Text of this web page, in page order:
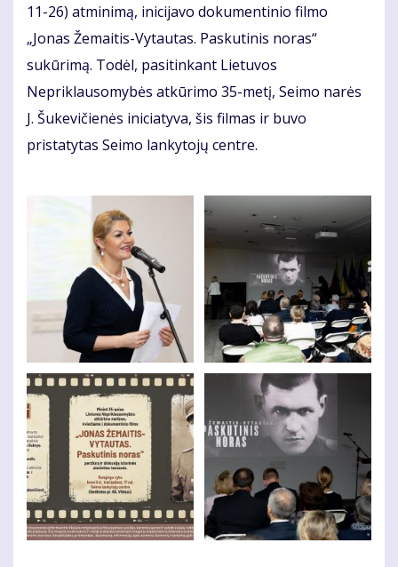
11-26) atminimą, inicijavo dokumentinio filmo
„Jonas Žemaitis-Vytautas. Paskutinis noras“
sukūrimą. Todėl, pasitinkant Lietuvos
Nepriklausomybės atkūrimo 35-metį, Seimo narės
J. Šukevičienės iniciatyva, šis filmas ir buvo
pristatytas Seimo lankytojų centre.